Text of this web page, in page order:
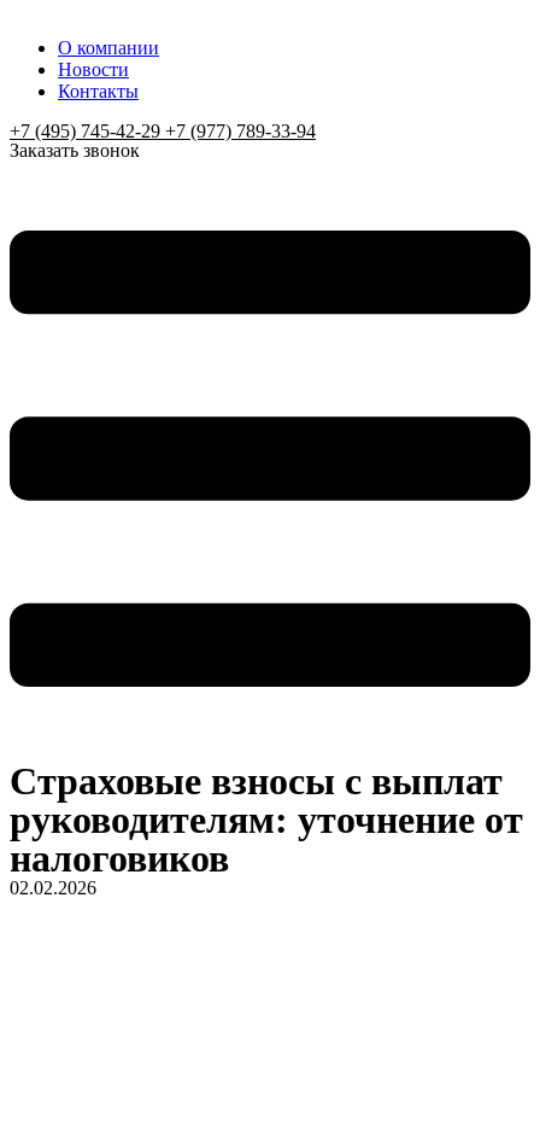
О компании
Новости
Контакты
+7 (495) 745-42-29 +7 (977) 789-33-94
Заказать звонок
Страховые взносы с выплат
руководителям: уточнение от
налоговиков
02.02.2026